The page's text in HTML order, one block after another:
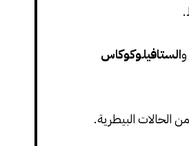
والستافيلوكوكاس
الحالات البيطرية.